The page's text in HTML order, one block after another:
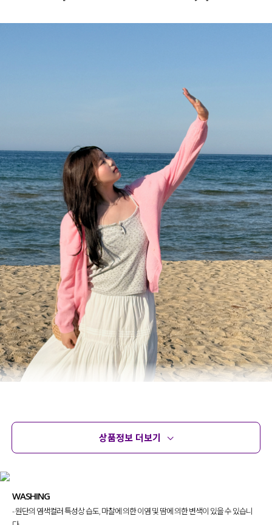
상품정보 더보기
WASHING
- 원단의 염색컬러 특성상 습도, 마찰에 의한 이염 및 땀에 의한 변색이 있을 수 있습니